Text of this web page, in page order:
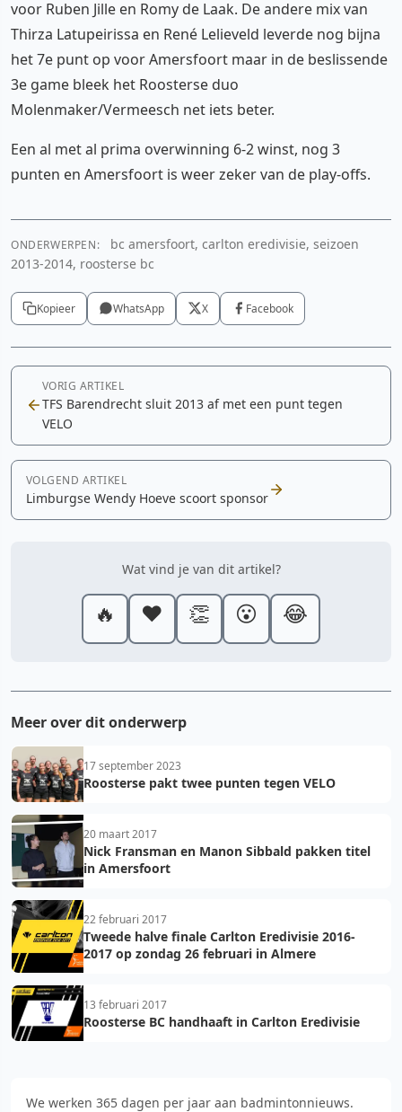
voor Ruben Jille en Romy de Laak. De andere mix van
Thirza Latupeirissa en René Lelieveld leverde nog bijna
het 7e punt op voor Amersfoort maar in de beslissende
3e game bleek het Roosterse duo
Molenmaker/Vermeesch net iets beter.
Een al met al prima overwinning 6-2 winst, nog 3
punten en Amersfoort is weer zeker van de play-offs.
ONDERWERPEN:
bc amersfoort, carlton eredivisie, seizoen
2013-2014, roosterse bc
Kopieer WhatsApp X Facebook
VORIG ARTIKEL
TFS Barendrecht sluit 2013 af met een punt tegen
VELO
VOLGEND ARTIKEL
Limburgse Wendy Hoeve scoort sponsor
Wat vind je van dit artikel?
🔥 ❤️ 👏 😮 😂
Meer over dit onderwerp
17 september 2023
Roosterse pakt twee punten tegen VELO
20 maart 2017
Nick Fransman en Manon Sibbald pakken titel
in Amersfoort
22 februari 2017
Tweede halve finale Carlton Eredivisie 2016-
2017 op zondag 26 februari in Almere
13 februari 2017
Roosterse BC handhaaft in Carlton Eredivisie
We werken 365 dagen per jaar aan badmintonnieuws.